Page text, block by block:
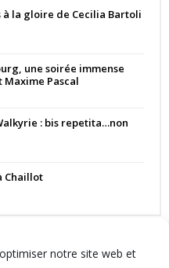
notre site web et
à la gloire de Cecilia Bartoli
une soirée immense
Maxime Pascal
: bis repetita…non
Chaillot